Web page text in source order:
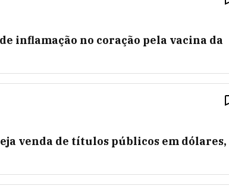
inflamação no coração pela vacina da
venda de títulos públicos em dólares,